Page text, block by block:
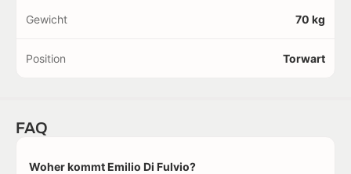
Gewicht 70 kg
Position Torwart
FAQ
Woher kommt Emilio Di Fulvio?